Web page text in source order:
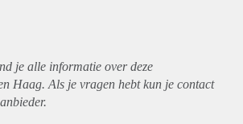
je alle informatie over deze
Haag. Als je vragen hebt kun je contact